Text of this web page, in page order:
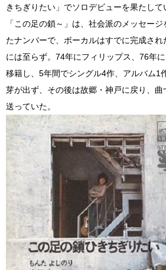
きちぎりたい」でソロデビューを果たし
「この足の鎖～」は、社会派のメッセー
たナンバーで、ボーカルはすでに完成され
には至らず。74年にフィリップス、76年
移籍し、5年間でシングル4作、アルバム1
芽が出ず、その後は故郷・神戸に戻り、
送っていた。